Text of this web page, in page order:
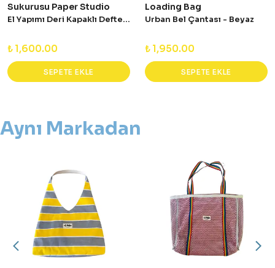
Sukurusu Paper Studio
El Yapımı Deri Kapaklı Defter - Oasis
₺ 1,600.00
SEPETE EKLE
Loading Bag
Urban Bel Çantası - Beyaz
₺ 1,950.00
SEPETE EKLE
Aynı Markadan